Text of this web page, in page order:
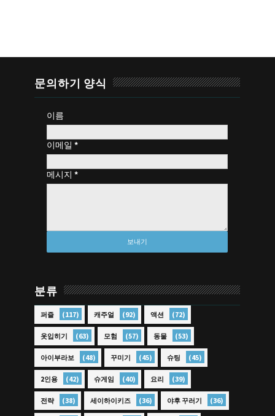
문의하기 양식
이름
이메일*
메시지*
분류
퍼즐 (117) 캐주얼 (92) 액션 (72)
옷입히기 (63) 모험 (57) 동물 (53)
아이부라보 (48) 꾸미기 (45) 슈팅 (45)
2인용 (42) 슈게임 (40) 요리 (39)
전략 (38) 세이하이키즈 (36) 야후 꾸러기 (36)